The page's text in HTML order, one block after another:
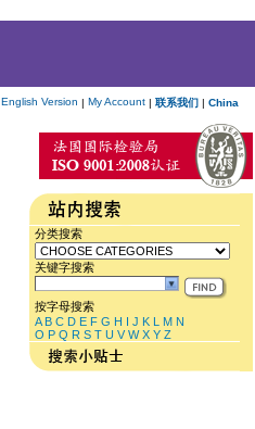
English Version | My Account | 联系我们 | China
分类搜索
关键字搜索
按字母搜索
A B C D E F G H I J K L M N
O P Q R S T U V W X Y Z